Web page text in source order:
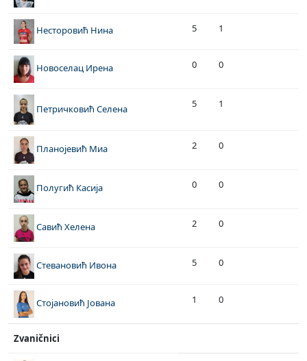
Несторовић Нина 5 1
Новоселац Ирена 0 0
Петричковић Селена 5 1
Планојевић Миа 2 0
Полугић Касија 0 0
Савић Хелена 2 0
Стевановић Ивона 5 0
Стојановић Јована 1 0
Zvaničnici